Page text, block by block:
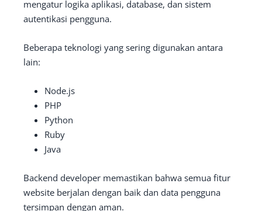
mengatur logika aplikasi, database, dan sistem
autentikasi pengguna.
Beberapa teknologi yang sering digunakan antara
lain:
Node.js
PHP
Python
Ruby
Java
Backend developer memastikan bahwa semua fitur
website berjalan dengan baik dan data pengguna
tersimpan dengan aman.